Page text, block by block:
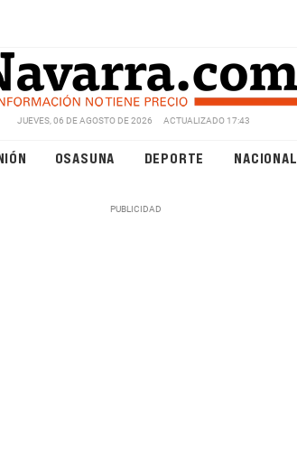
JUEVES, 06 DE AGOSTO DE 2026 ACTUALIZADO 17:43
OSASUNA DEPORTE NACIONAL